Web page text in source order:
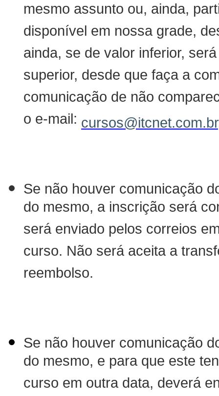
mesmo assunto ou, ainda,
disponível em nossa grade,
ainda, se de valor inferior,
superior, desde que faça a
comunicação de não
o e-mail: cursos@itcnet.com.br
Se não houver comunicação
do mesmo, a inscrição será
será enviado pelos correios
curso. Não será aceita a
reembolso.
Se não houver comunicação
do mesmo, e para que este
curso em outra data, deverá